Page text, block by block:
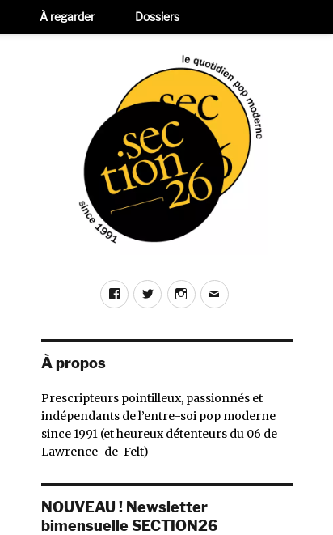
FacebookTwitterInstagram
E-
À propos
Prescripteurs pointilleux, passionnés et
indépendants de l’entre-soi pop moderne
since 1991 (et heureux détenteurs du 06 de
Lawrence-de-Felt)
NOUVEAU ! Newsletter
bimensuelle SECTION26
À regarder Dossiers